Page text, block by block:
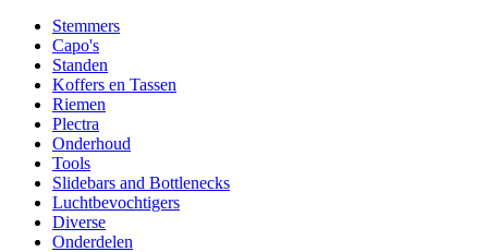
Stemmers
Capo's
Standen
Koffers en Tassen
Riemen
Plectra
Onderhoud
Tools
Slidebars and Bottlenecks
Luchtbevochtigers
Diverse
Onderdelen